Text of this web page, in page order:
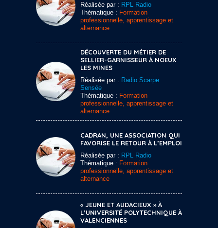
Réalisée par : RPL Radio
Thématique : Formation
professionnelle, apprentissage et
alternance
DÉCOUVERTE DU MÉTIER DE
SELLIER-GARNISSEUR À NOEUX
LES MINES
Réalisée par : Radio Scarpe
Sensée
Thématique : Formation
professionnelle, apprentissage et
alternance
CADRAN, UNE ASSOCIATION QUI
FAVORISE LE RETOUR À L’EMPLOI
Réalisée par : RPL Radio
Thématique : Formation
professionnelle, apprentissage et
alternance
« JEUNE ET AUDACIEUX » À
L’UNIVERSITÉ POLYTECHNIQUE À
VALENCIENNES